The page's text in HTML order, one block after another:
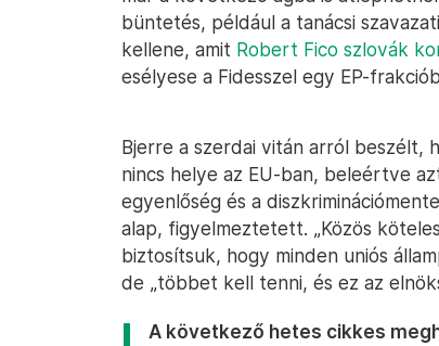
büntetés, például a tanácsi
kellene, amit Robert Fico szlovák
esélyese a Fidesszel egy EP-
Bjerre a szerdai vitán arról beszélt,
nincs helye az EU-ban, beleértve
egyenlőség és a
alap, figyelmeztetett. „Közös
biztosítsuk, hogy minden uniós
de „többet kell tenni, és ez az
A következő hetes cikkes